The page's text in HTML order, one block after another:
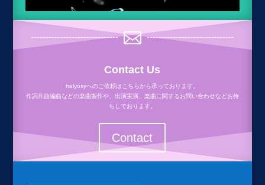

Contact Us
halyosyへのご依頼はこちらから承っております。
作詞作曲編曲などの楽曲製作や、出演実演、楽曲に関するお問い合わせなどお待
ちしております。
Contact